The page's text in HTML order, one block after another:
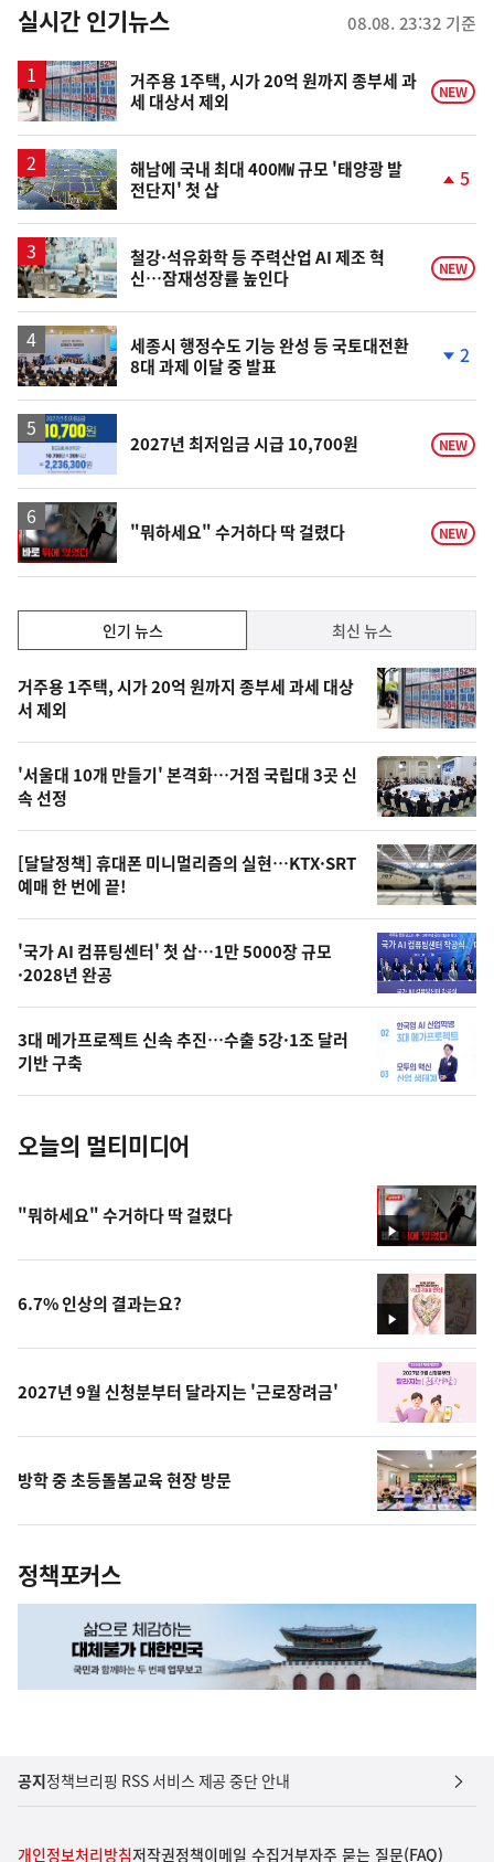
뉴
스
실시간 인기뉴스 08.08. 23:32 기준
거주용 1주택, 시가 20억 원까지 종부세 과
세 대상서 제외
NEW
해남에 국내 최대 400㎿ 규모 '태양광 발
전단지' 첫 삽
승
5
철강·석유화학 등 주력산업 AI 제조 혁
신…잠재성장률 높인다
NEW
세종시 행정수도 기능 완성 등 국토대전환
8대 과제 이달 중 발표
락
2
2027년 최저임금 시급 10,700원 NEW
영
상
"뭐하세요" 수거하다 딱 걸렸다 NEW
기,
최
신,
오
늘
의
영
상
오
늘
의
사
진
인기 뉴스 최신 뉴스
기
뉴
스
거주용 1주택, 시가 20억 원까지 종부세 과세 대상
서 제외
'서울대 10개 만들기' 본격화…거점 국립대 3곳 신
속 선정
[달달정책] 휴대폰 미니멀리즘의 실현…KTX·SRT
예매 한 번에 끝!
'국가 AI 컴퓨팅센터' 첫 삽…1만 5000장 규모
·2028년 완공
3대 메가프로젝트 신속 추진…수출 5강·1조 달러
기반 구축
오늘의 멀티미디어
영
상
"뭐하세요" 수거하다 딱 걸렸다
영
상
6.7% 인상의 결과는요?
2027년 9월 신청분부터 달라지는 '근로장려금'
방학 중 초등돌봄교육 현장 방문
정책포커스
공지정책브리핑 RSS 서비스 제공 중단 안내
개인정보처리방침저작권정책이메일 수집거부자주 묻는 질문(FAQ)